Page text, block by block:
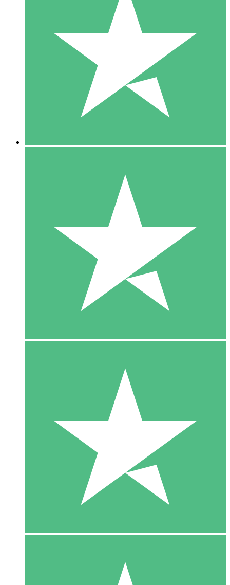
Individuele Creditpakketten
Betaal per gebruik met downloadtegoeden. Geen maandelijkse
1000
10 Downloaden
20 00